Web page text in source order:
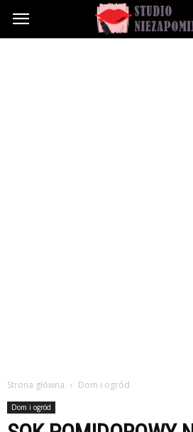
Studioniezapominajka.pl
Strona główna Dom i ogród
Dom i ogród